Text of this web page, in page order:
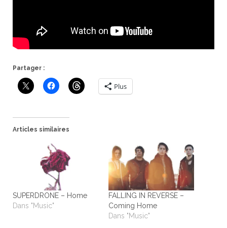
Partager :
Plus
Articles similaires
SUPERDRONE – Home
Dans "Music"
FALLING IN REVERSE –
Coming Home
Dans "Music"